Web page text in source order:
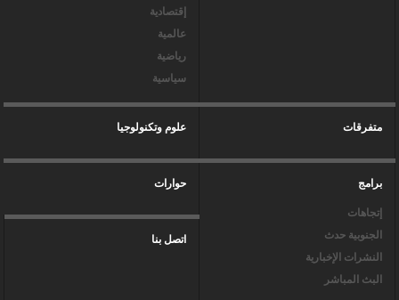
إقتصادية
عالمية
رياضية
سياسية
متفرقات علوم وتكنولوجيا
برامج
إتجاهات
الجنوبية حدث
النشرات الإخبارية
البث المباشر
حوارات
اتصل بنا